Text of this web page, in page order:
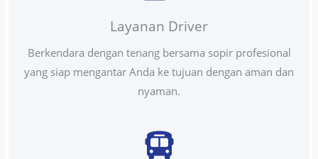
Layanan Driver
Berkendara dengan tenang bersama sopir profesional
yang siap mengantar Anda ke tujuan dengan aman dan
nyaman.